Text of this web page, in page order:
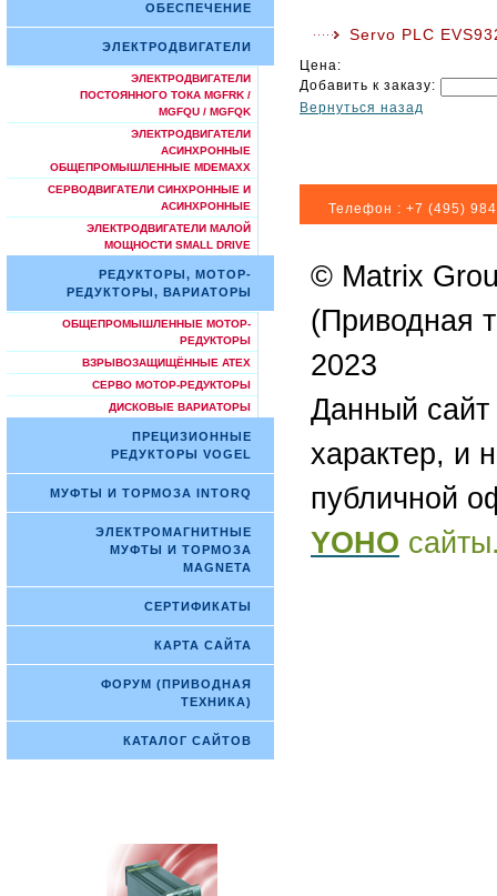
ОБЕСПЕЧЕНИЕ
ЭЛЕКТРОДВИГАТЕЛИ
ЭЛЕКТРОДВИГАТЕЛИ
ПОСТОЯННОГО ТОКА MGFRK /
MGFQU / MGFQK
ЭЛЕКТРОДВИГАТЕЛИ
АСИНХРОННЫЕ
ОБЩЕПРОМЫШЛЕННЫЕ MDEMAXX
СЕРВОДВИГАТЕЛИ СИНХРОННЫЕ И
АСИНХРОННЫЕ
ЭЛЕКТРОДВИГАТЕЛИ МАЛОЙ
МОЩНОСТИ SMALL DRIVE
РЕДУКТОРЫ, МОТОР-
РЕДУКТОРЫ, ВАРИАТОРЫ
ОБЩЕПРОМЫШЛЕННЫЕ МОТОР-
РЕДУКТОРЫ
ВЗРЫВОЗАЩИЩЁННЫЕ ATEX
СЕРВО МОТОР-РЕДУКТОРЫ
ДИСКОВЫЕ ВАРИАТОРЫ
ПРЕЦИЗИОННЫЕ
РЕДУКТОРЫ VOGEL
МУФТЫ И ТОРМОЗА INTORQ
ЭЛЕКТРОМАГНИТНЫЕ
МУФТЫ И ТОРМОЗА
MAGNETA
СЕРТИФИКАТЫ
КАРТА САЙТА
ФОРУМ (ПРИВОДНАЯ
ТЕХНИКА)
КАТАЛОГ САЙТОВ
Servo PLC
Цена:
Добавить к заказу:
Вернуться назад
Телефон : +7 (495)
© Matrix
(Приводная
2023
Данный
характер, и
публичной
YOHO